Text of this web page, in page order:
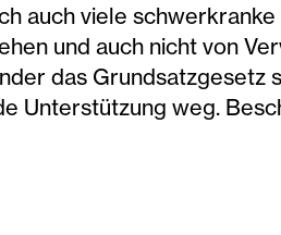
auch viele
und auch nicht von
das Grundsatzgesetz
Unterstützung weg.